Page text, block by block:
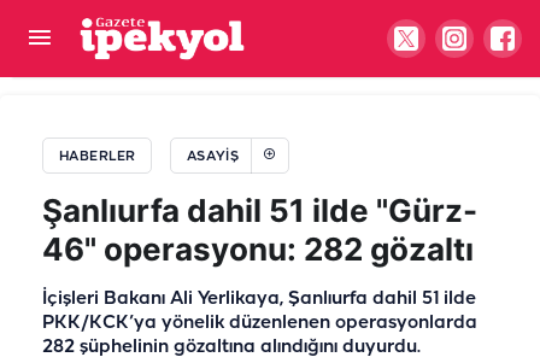
HABERLER ASAYIŞ
Şanlıurfa dahil 51 ilde "Gürz-
46" operasyonu: 282 gözaltı
İçişleri Bakanı Ali Yerlikaya, Şanlıurfa dahil 51 ilde
PKK/KCK’ya yönelik düzenlenen operasyonlarda
282 şüphelinin gözaltına alındığını duyurdu.
Şanlıurfa'da motosiklet ile otomobil çarpıştı: 1